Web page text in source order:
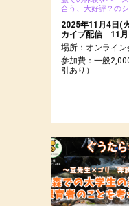
合う、大好評？の
2025年11月4日
カイブ配信 11月
場所：オンライン
参加費：一般
引あり）